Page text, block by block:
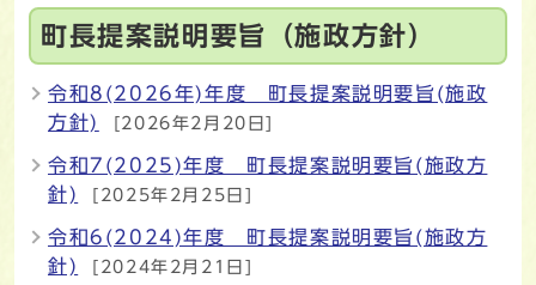
町長提案説明要旨（施政方針）
令和8(2026年)年度 町長提案説明要旨(施政
方針)
[2026年2月20日]
令和7(2025)年度 町長提案説明要旨(施政方
針)
[2025年2月25日]
令和6(2024)年度 町長提案説明要旨(施政方
針)
[2024年2月21日]